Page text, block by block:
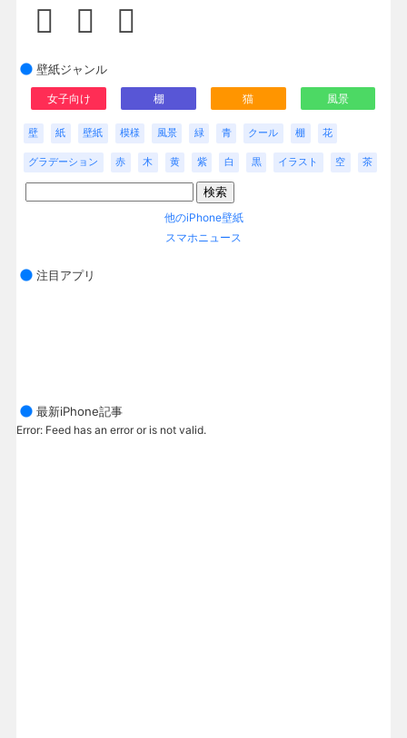
壁紙ジャンル
女子向け 棚 猫 風景
壁 紙 壁紙 模様 風景 緑 青 クール 棚 花
グラデーション 赤 木 黄 紫 白 黒 イラスト 空 茶
他のiPhone壁紙
スマホニュース
注目アプリ
最新iPhone記事
Error: Feed has an error or is not valid.